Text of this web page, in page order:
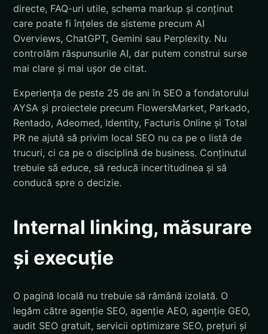
directe, FAQ-uri utile, schema markup și conținut
care poate fi înțeles de sisteme precum AI
Overviews, ChatGPT, Gemini sau Perplexity. Nu
controlăm răspunsurile AI, dar putem construi surse
mai clare și mai ușor de citat.
Experiența de peste 25 de ani în SEO a fondatorului
AYSA și proiectele precum FlowersMarket, Parkado,
Rentado, Adeomed, Identity, Facturis Online și Total
PR ne ajută să privim local SEO nu ca pe o listă de
trucuri, ci ca pe o disciplină de business. Conținutul
trebuie să educe, să reducă incertitudinea și să
conducă spre o decizie.
Internal linking, măsurare
și execuție
O pagină locală nu trebuie să rămână izolată. O
legăm către agenție SEO, agenție AEO, agenție GEO,
audit SEO gratuit, servicii optimizare SEO, prețuri și